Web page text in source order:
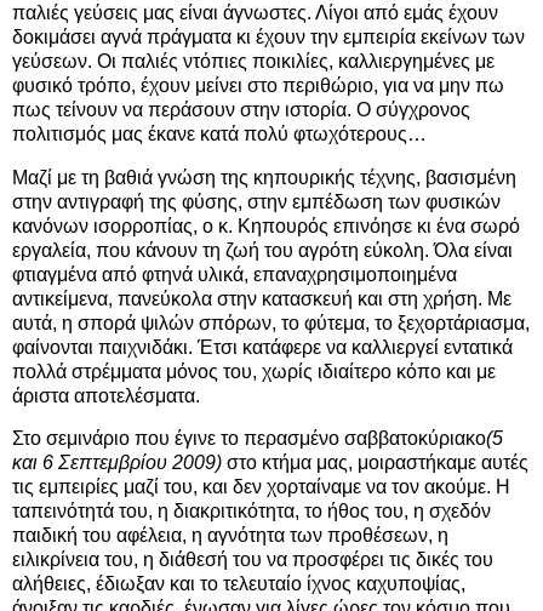
παλιές γεύσεις μας είναι άγνωστες. Λίγοι από εμάς έχουν
δοκιμάσει αγνά πράγματα κι έχουν την εμπειρία εκείνων των
γεύσεων. Οι παλιές ντόπιες ποικιλίες, καλλιεργημένες με
φυσικό τρόπο, έχουν μείνει στο περιθώριο, για να μην πω
πως τείνουν να περάσουν στην ιστορία. Ο σύγχρονος
πολιτισμός μας έκανε κατά πολύ φτωχότερους…
Μαζί με τη βαθιά γνώση της κηπουρικής τέχνης, βασισμένη
στην αντιγραφή της φύσης, στην εμπέδωση των φυσικών
κανόνων ισορροπίας, ο κ. Κηπουρός επινόησε κι ένα σωρό
εργαλεία, που κάνουν τη ζωή του αγρότη εύκολη. Όλα είναι
φτιαγμένα από φτηνά υλικά, επαναχρησιμοποιημένα
αντικείμενα, πανεύκολα στην κατασκευή και στη χρήση. Με
αυτά, η σπορά ψιλών σπόρων, το φύτεμα, το ξεχορτάριασμα,
φαίνονται παιχνιδάκι. Έτσι κατάφερε να καλλιεργεί εντατικά
πολλά στρέμματα μόνος του, χωρίς ιδιαίτερο κόπο και με
άριστα αποτελέσματα.
Στο σεμινάριο που έγινε το περασμένο σαββατοκύριακο(5
και 6 Σεπτεμβρίου 2009) στο κτήμα μας, μοιραστήκαμε αυτές
τις εμπειρίες μαζί του, και δεν χορταίναμε να τον ακούμε. Η
ταπεινότητά του, η διακριτικότητα, το ήθος του, η σχεδόν
παιδική του αφέλεια, η αγνότητα των προθέσεων, η
ειλικρίνεια του, η διάθεσή του να προσφέρει τις δικές του
αλήθειες, έδιωξαν και το τελευταίο ίχνος καχυποψίας,